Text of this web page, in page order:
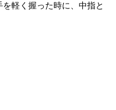
軽く握った時に、中指と